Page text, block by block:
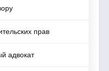
прав
адвокат